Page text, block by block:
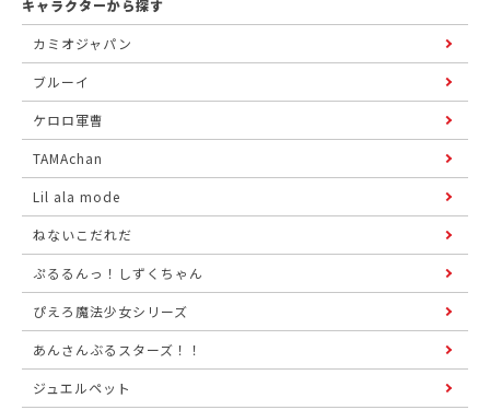
キャラクターから探す
カミオジャパン
ブルーイ
ケロロ軍曹
TAMAchan
Lil ala mode
ねないこだれだ
ぷるるんっ！しずくちゃん
ぴえろ魔法少女シリーズ
あんさんぶるスターズ！！
ジュエルペット